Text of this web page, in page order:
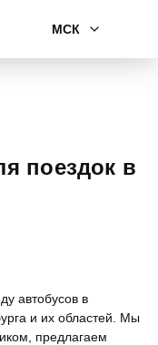
МСК
поездок в
автобусов в
и их областей. Мы
предлагаем